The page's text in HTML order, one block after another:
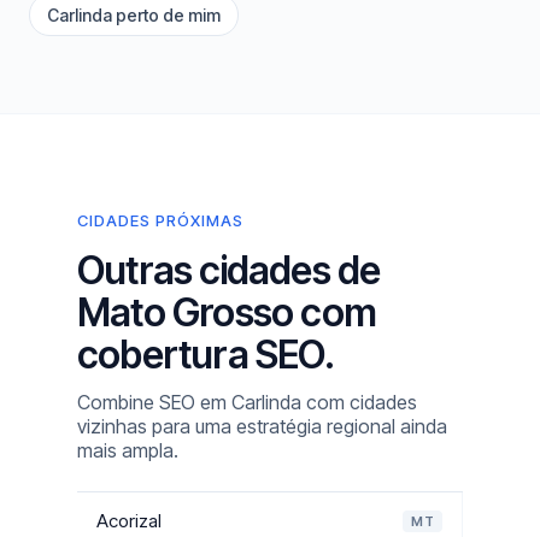
Carlinda perto de mim
CIDADES PRÓXIMAS
Outras cidades de
Mato Grosso com
cobertura SEO.
Combine SEO em Carlinda com cidades
vizinhas para uma estratégia regional ainda
mais ampla.
Acorizal MT